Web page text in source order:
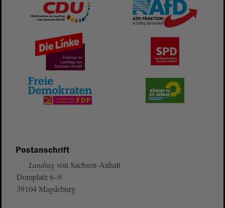
Postanschrift
Landtag von Sachsen-Anhalt
Domplatz 6–9
39104 Magdeburg